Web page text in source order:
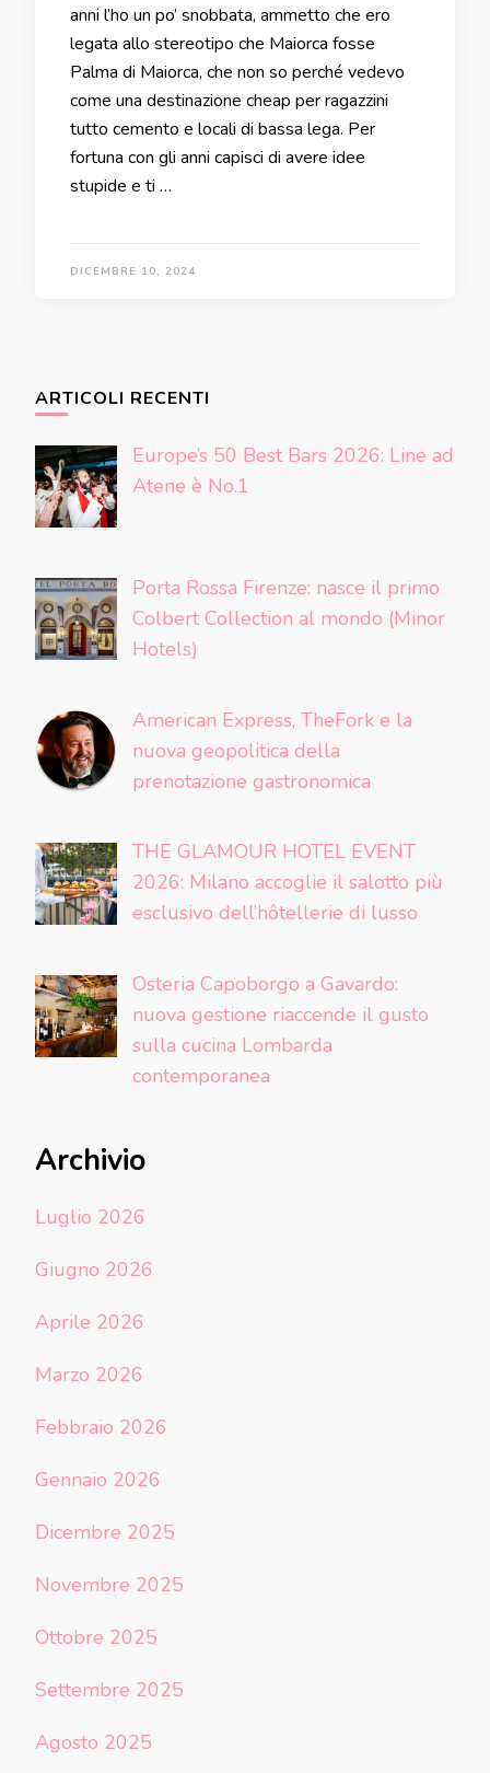
anni l’ho un po’ snobbata, ammetto che ero
legata allo stereotipo che Maiorca fosse
Palma di Maiorca, che non so perché vedevo
come una destinazione cheap per ragazzini
tutto cemento e locali di bassa lega. Per
fortuna con gli anni capisci di avere idee
stupide e ti …
DICEMBRE 10, 2024
ARTICOLI RECENTI
Europe’s 50 Best Bars 2026: Line ad
Atene è No.1
Porta Rossa Firenze: nasce il primo
Colbert Collection al mondo (Minor
Hotels)
American Express, TheFork e la
nuova geopolitica della
prenotazione gastronomica
THE GLAMOUR HOTEL EVENT
2026: Milano accoglie il salotto più
esclusivo dell’hôtellerie di lusso
Osteria Capoborgo a Gavardo:
nuova gestione riaccende il gusto
sulla cucina Lombarda
contemporanea
Archivio
Luglio 2026
Giugno 2026
Aprile 2026
Marzo 2026
Febbraio 2026
Gennaio 2026
Dicembre 2025
Novembre 2025
Ottobre 2025
Settembre 2025
Agosto 2025